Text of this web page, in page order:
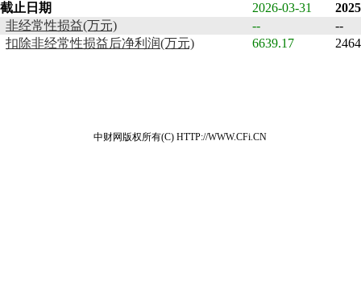
截止日期 2026-03-31
非经常性损益(万元)
--
--
扣除非经常性损益后净利润(万元)
6639.17
中财网版权所有(C) HTTP://WWW.CFi.CN